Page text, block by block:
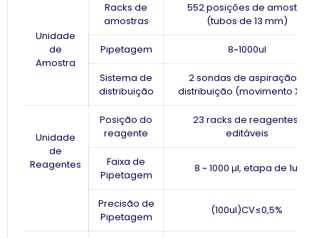
Unidade
de
Amostra
Racks de
amostras
552 posições de amostra
(tubos de 13 mm)
Pipetagem 8~1000ul
Sistema de
distribuição
2 sondas de aspiração e
distribuição (movimento XYZ)
Unidade
de
Reagentes
Posição do
reagente
23 racks de reagentes,
editáveis
Faixa de
Pipetagem
8 ~ 1000 μl, etapa de 1ul
Precisão de
Pipetagem
(100ul)CV≤0,5%